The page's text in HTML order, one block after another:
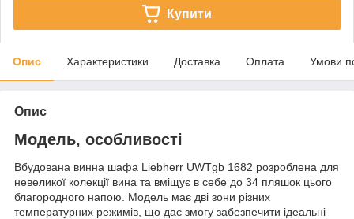
Купити
Опис Характеристики Доставка Оплата Умови
Опис
Модель, особливості
Вбудована винна шафа Liebherr UWTgb 1682 розроблена для
невеликої колекції вина та вміщує в себе до 34 пляшок цього
благородного напою. Модель має дві зони різних
температурних режимів, що дає змогу забезпечити ідеальні